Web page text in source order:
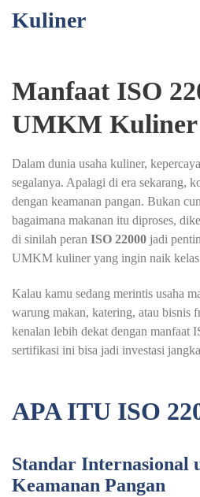
Kuliner
Manfaat ISO
UMKM Kuliner
Dalam dunia usaha kuliner,
segalanya. Apalagi di era sekarang,
dengan keamanan pangan. Bukan
bagaimana makanan itu diproses,
di sinilah peran ISO 22000 jadi
UMKM kuliner yang ingin naik
Kalau kamu sedang merintis usaha
warung makan, katering, atau bisnis
kenalan lebih dekat dengan manfaat
sertifikasi ini bisa jadi investasi
APA ITU ISO
Standar Internasional
Keamanan Pangan